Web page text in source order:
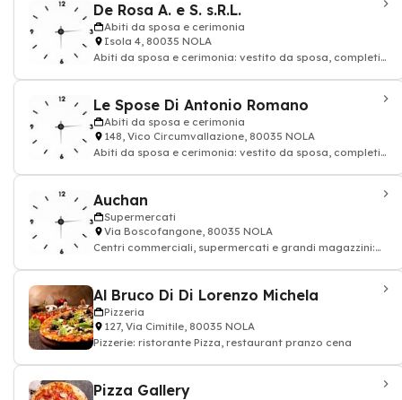
De Rosa A. e S. s.R.L.
Abiti da sposa e cerimonia
Isola 4, 80035 NOLA
Abiti da sposa e cerimonia: vestito da sposa, completi
Le Spose Di Antonio Romano
Abiti da sposa e cerimonia
148, Vico Circumvallazione, 80035 NOLA
Abiti da sposa e cerimonia: vestito da sposa, completi
Auchan
Supermercati
Via Boscofangone, 80035 NOLA
Centri commerciali, supermercati e grandi magazzini:
Al Bruco Di Di Lorenzo Michela
Pizzeria
127, Via Cimitile, 80035 NOLA
Pizzerie: ristorante Pizza, restaurant pranzo cena
Pizza Gallery